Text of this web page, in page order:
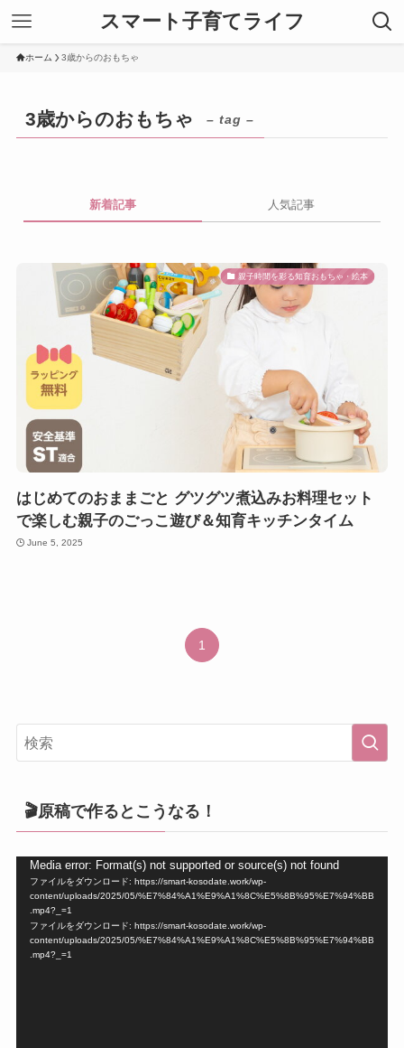
スマート子育てライフ
ホーム 3歳からのおもちゃ
3歳からのおもちゃ – tag –
新着記事 人気記事
親子時間を彩る知育おもちゃ・絵本
はじめてのおままごと グツグツ煮込みお料理セット
で楽しむ親子のごっこ遊び＆知育キッチンタイム
June 5, 2025
1
🎬原稿で作るとこうなる！
Media error: Format(s) not supported or source(s) not found
ファイルをダウンロード: https://smart-kosodate.work/wp-
content/uploads/2025/05/%E7%84%A1%E9%A1%8C%E5%8B%95%E7%94%BB
.mp4?_=1
ファイルをダウンロード: https://smart-kosodate.work/wp-
content/uploads/2025/05/%E7%84%A1%E9%A1%8C%E5%8B%95%E7%94%BB
.mp4?_=1